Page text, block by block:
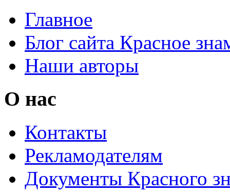
Главное
Блог сайта Красное
Наши авторы
О нас
Контакты
Рекламодателям
Документы Красного